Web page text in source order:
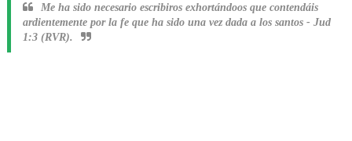
Me ha sido necesario escribiros exhortándoos que contendáis
ardientemente por la fe que ha sido una vez dada a los santos - Jud
1:3 (RVR).